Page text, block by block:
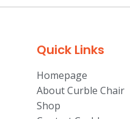
Quick Links
Homepage
About Curble Chair
Shop